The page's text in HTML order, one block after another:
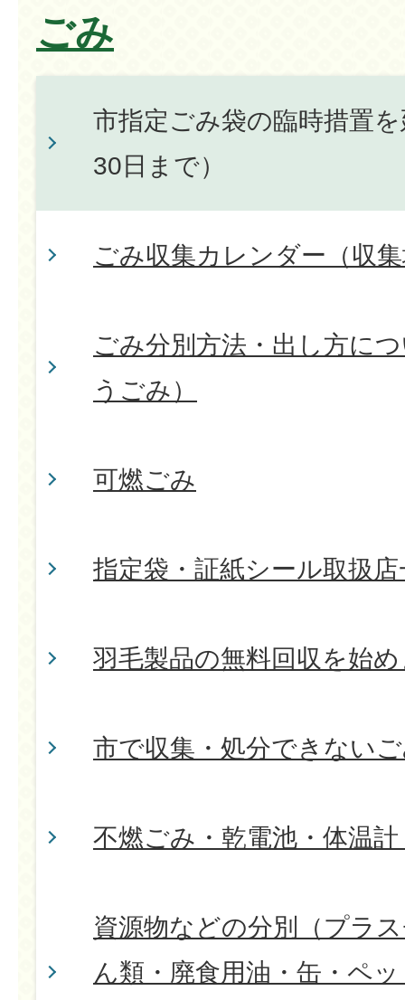
ごみ
市指定ごみ袋の臨時措置
30日まで）
ごみ収集カレンダー（収
ごみ分別方法・出し方に
うごみ）
可燃ごみ
指定袋・証紙シール取扱店
羽毛製品の無料回収を始
市で収集・処分できない
不燃ごみ・乾電池・体温
資源物などの分別（プラ
ん類・廃食用油・缶・ペ